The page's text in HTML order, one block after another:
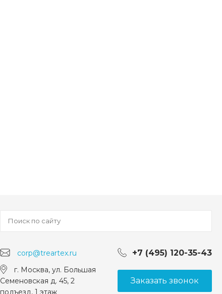
corp@treartex.ru +7 (495) 120-35-43
г. Москва, ул. Большая
Семеновская д. 45, 2
подъезд, 1 этаж
Заказать звонок